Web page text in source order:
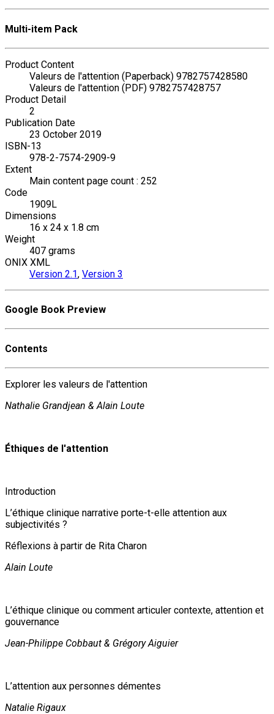
Multi-item Pack
Product Content
Valeurs de l'attention (Paperback) 9782757428580
Valeurs de l'attention (PDF) 9782757428757
Product Detail
2
Publication Date
23 October 2019
ISBN-13
978-2-7574-2909-9
Extent
Main content page count : 252
Code
1909L
Dimensions
16 x 24 x 1.8 cm
Weight
407 grams
ONIX XML
Version 2.1, Version 3
Google Book Preview
Contents
Explorer les valeurs de l'attention
Nathalie Grandjean & Alain Loute
Éthiques de l'attention
Introduction
L’éthique clinique narrative porte-t-elle attention aux
subjectivités ?
Réflexions à partir de Rita Charon
Alain Loute
L’éthique clinique ou comment articuler contexte, attention et
gouvernance
Jean-Philippe Cobbaut & Grégory Aiguier
L’attention aux personnes démentes
Natalie Rigaux